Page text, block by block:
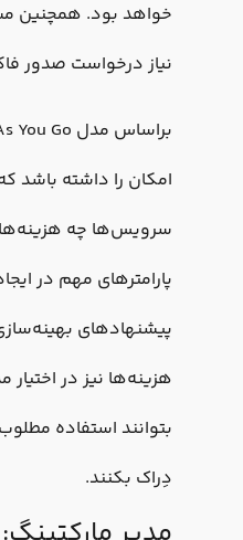
خواهد بود. همچنین
نیاز درخواست صدور
امکان را داشته باشد
سرویس‌ها چه
پارامترهای مهم در
پیشنهادهای
هزینه‌ها نیز در اختیار
بتوانند استفاده
دِراک بکنند.